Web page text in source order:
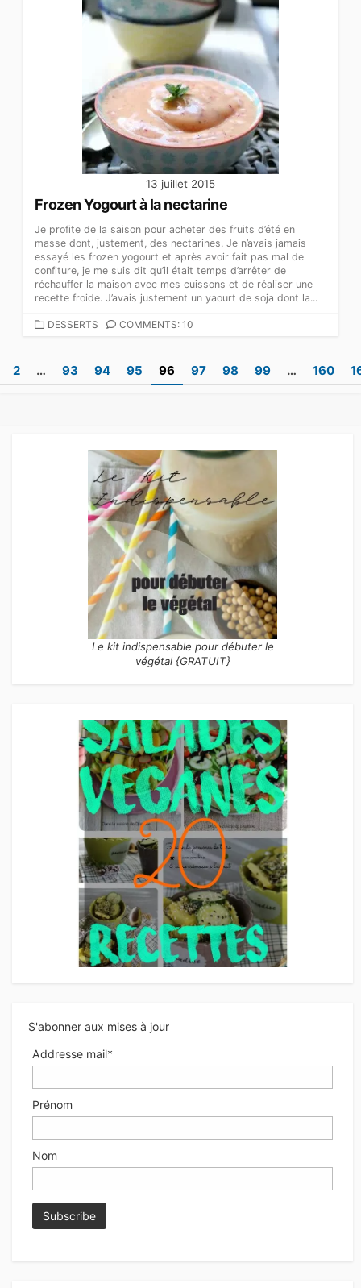
13 juillet 2015
Frozen Yogourt à la nectarine
Je profite de la saison pour acheter des fruits d’été en
masse dont, justement, des nectarines. Je n’avais jamais
essayé les frozen yogourt et après avoir fait pas mal de
confiture, je me suis dit qu’il était temps d’arrêter de
réchauffer la maison avec mes cuissons et de réaliser une
recette froide. J’avais justement un yaourt de soja dont la...
CATEGORIES
DESSERTS COMMENTS: 10
Pagination
des
2 … 93 94 95 96 97 98 99 … 160
Le kit indispensable pour débuter le
végétal {GRATUIT}
S'abonner aux mises à jour
Addresse mail*
Prénom
Nom